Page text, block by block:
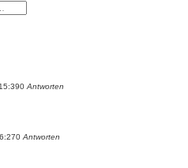
0 Antworten
0 Antworten